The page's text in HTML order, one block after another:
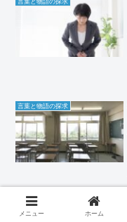
言葉と物語の探求
言葉と物語の探求
メニュー ホーム